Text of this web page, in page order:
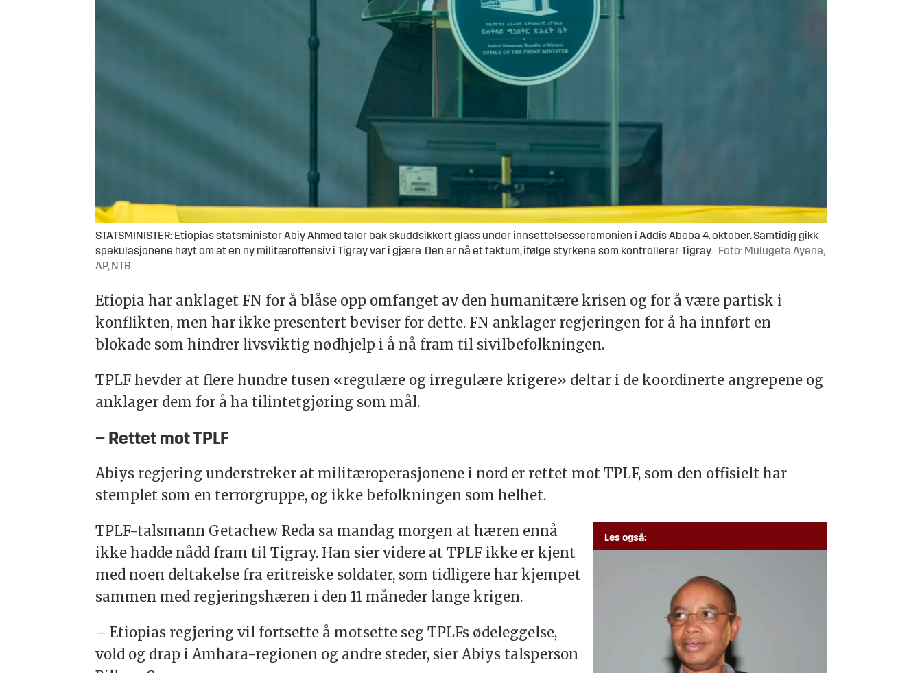
STATSMINISTER: Etiopias statsminister Abiy Ahmed taler bak skuddsikkert glass under innsettelsesseremonien i Addis Abeba 4. oktober. Samtidig gikk
spekulasjonene høyt om at en ny militæroffensiv i Tigray var i gjære. Den er nå et faktum, ifølge styrkene som kontrollerer Tigray.
Foto: Mulugeta Ayene,
AP, NTB
Etiopia har anklaget FN for å blåse opp omfanget av den humanitære krisen og for å være partisk i
konflikten, men har ikke presentert beviser for dette. FN anklager regjeringen for å ha innført en
blokade som hindrer livsviktig nødhjelp i å nå fram til sivilbefolkningen.
TPLF hevder at flere hundre tusen «regulære og irregulære krigere» deltar i de koordinerte angrepene og
anklager dem for å ha tilintetgjøring som mål.
– Rettet mot TPLF
Abiys regjering understreker at militæroperasjonene i nord er rettet mot TPLF, som den offisielt har
stemplet som en terrorgruppe, og ikke befolkningen som helhet.
Les også:
TPLF-talsmann Getachew Reda sa mandag morgen at hæren ennå
ikke hadde nådd fram tilTigray. Han sier videre at TPLF ikke er kjent
med noen deltakelse fra eritreiske soldater, som tidligere har kjempet
sammen med regjeringshæren i den 11 måneder lange krigen.
– Etiopias regjering vil fortsette å motsette seg TPLFs ødeleggelse,
vold og drap i Amhara-regionen og andre steder, sier Abiys talsperson